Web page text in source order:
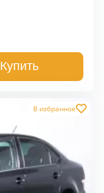
Купить
В избранное